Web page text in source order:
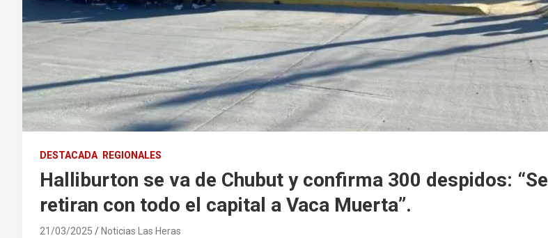
DESTACADA REGIONALES
Halliburton se va de Chubut y confirma 300 despidos: “Se
retiran con todo el capital a Vaca Muerta”.
21/03/2025 Noticias Las Heras